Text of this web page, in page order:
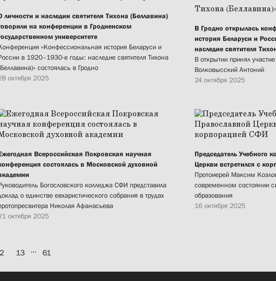
личности и наследии святителя Тихона (Беллавина)
на конференции в Гродненском
университете
«Конфессиональная история Беларуси и
в 1920–1930-е годы: наследие святителя Тихона
состоялась в Гродно
октября 2025
В Гродно открылась
история Беларуси и
наследие святителя
В открытии принял
Волковысский Антоний
24 октября 2025
Всероссийская Покровская научная
состоялась в Московской духовной
Богословского колледжа СФИ представила
о единстве евхаристического собрания в трудах
Николая Афанасьева
октября 2025
Председатель Учебного
Церкви встретился с
Протоиерей Максим
современном состоянии
образования
16 октября 2025
13 ... 61